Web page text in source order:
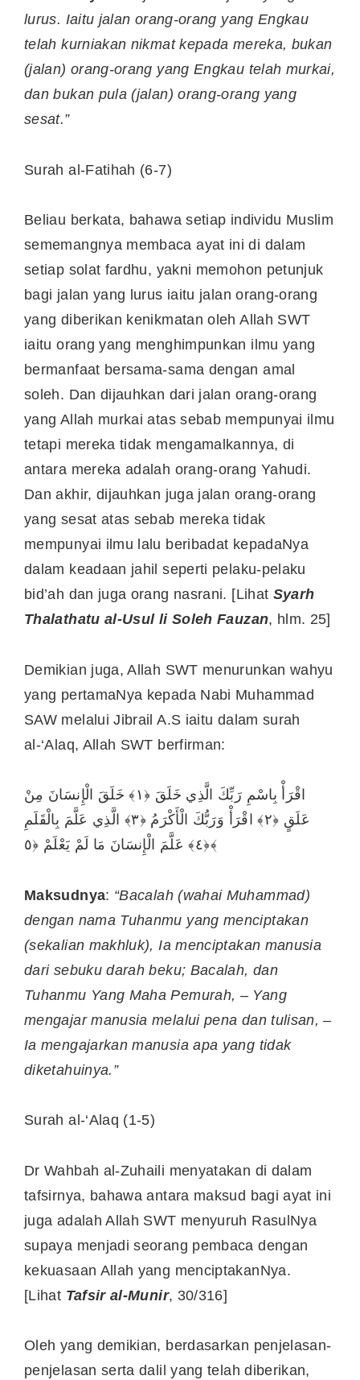
lurus. Iaitu jalan orang-orang yang Engkau
telah kurniakan nikmat kepada mereka, bukan
(jalan) orang-orang yang Engkau telah murkai,
dan bukan pula (jalan) orang-orang yang
sesat.”
Surah al-Fatihah (6-7)
Beliau berkata, bahawa setiap individu Muslim
sememangnya membaca ayat ini di dalam
setiap solat fardhu, yakni memohon petunjuk
bagi jalan yang lurus iaitu jalan orang-orang
yang diberikan kenikmatan oleh Allah SWT
iaitu orang yang menghimpunkan ilmu yang
bermanfaat bersama-sama dengan amal
soleh. Dan dijauhkan dari jalan orang-orang
yang Allah murkai atas sebab mempunyai ilmu
tetapi mereka tidak mengamalkannya, di
antara mereka adalah orang-orang Yahudi.
Dan akhir, dijauhkan juga jalan orang-orang
yang sesat atas sebab mereka tidak
mempunyai ilmu lalu beribadat kepadaNya
dalam keadaan jahil seperti pelaku-pelaku
bid’ah dan juga orang nasrani. [Lihat Syarh
Thalathatu al-Usul li Soleh Fauzan, hlm. 25]
Demikian juga, Allah SWT menurunkan wahyu
yang pertamaNya kepada Nabi Muhammad
SAW melalui Jibrail A.S iaitu dalam surah
al-‘Alaq, Allah SWT berfirman:
اقْرَأْ بِاسْمِ رَبِّكَ الَّذِي خَلَقَ ﴿١﴾ خَلَقَ الْإِنسَانَ مِنْ
عَلَقٍ ﴿٢﴾ اقْرَأْ وَرَبُّكَ الْأَكْرَمُ ﴿٣﴾ الَّذِي عَلَّمَ بِالْقَلَمِ
﴿٤﴾ عَلَّمَ الْإِنسَانَ مَا لَمْ يَعْلَمْ ﴿٥﴾
Maksudnya: “Bacalah (wahai Muhammad)
dengan nama Tuhanmu yang menciptakan
(sekalian makhluk), Ia menciptakan manusia
dari sebuku darah beku; Bacalah, dan
Tuhanmu Yang Maha Pemurah, – Yang
mengajar manusia melalui pena dan tulisan, –
Ia mengajarkan manusia apa yang tidak
diketahuinya.”
Surah al-‘Alaq (1-5)
Dr Wahbah al-Zuhaili menyatakan di dalam
tafsirnya, bahawa antara maksud bagi ayat ini
juga adalah Allah SWT menyuruh RasulNya
supaya menjadi seorang pembaca dengan
kekuasaan Allah yang menciptakanNya.
[Lihat Tafsir al-Munir, 30/316]
Oleh yang demikian, berdasarkan penjelasan-
penjelasan serta dalil yang telah diberikan,